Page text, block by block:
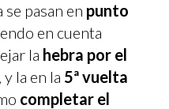
pasan en punto
en cuenta
la hebra por el
y la en la 5ª vuelta
completar el